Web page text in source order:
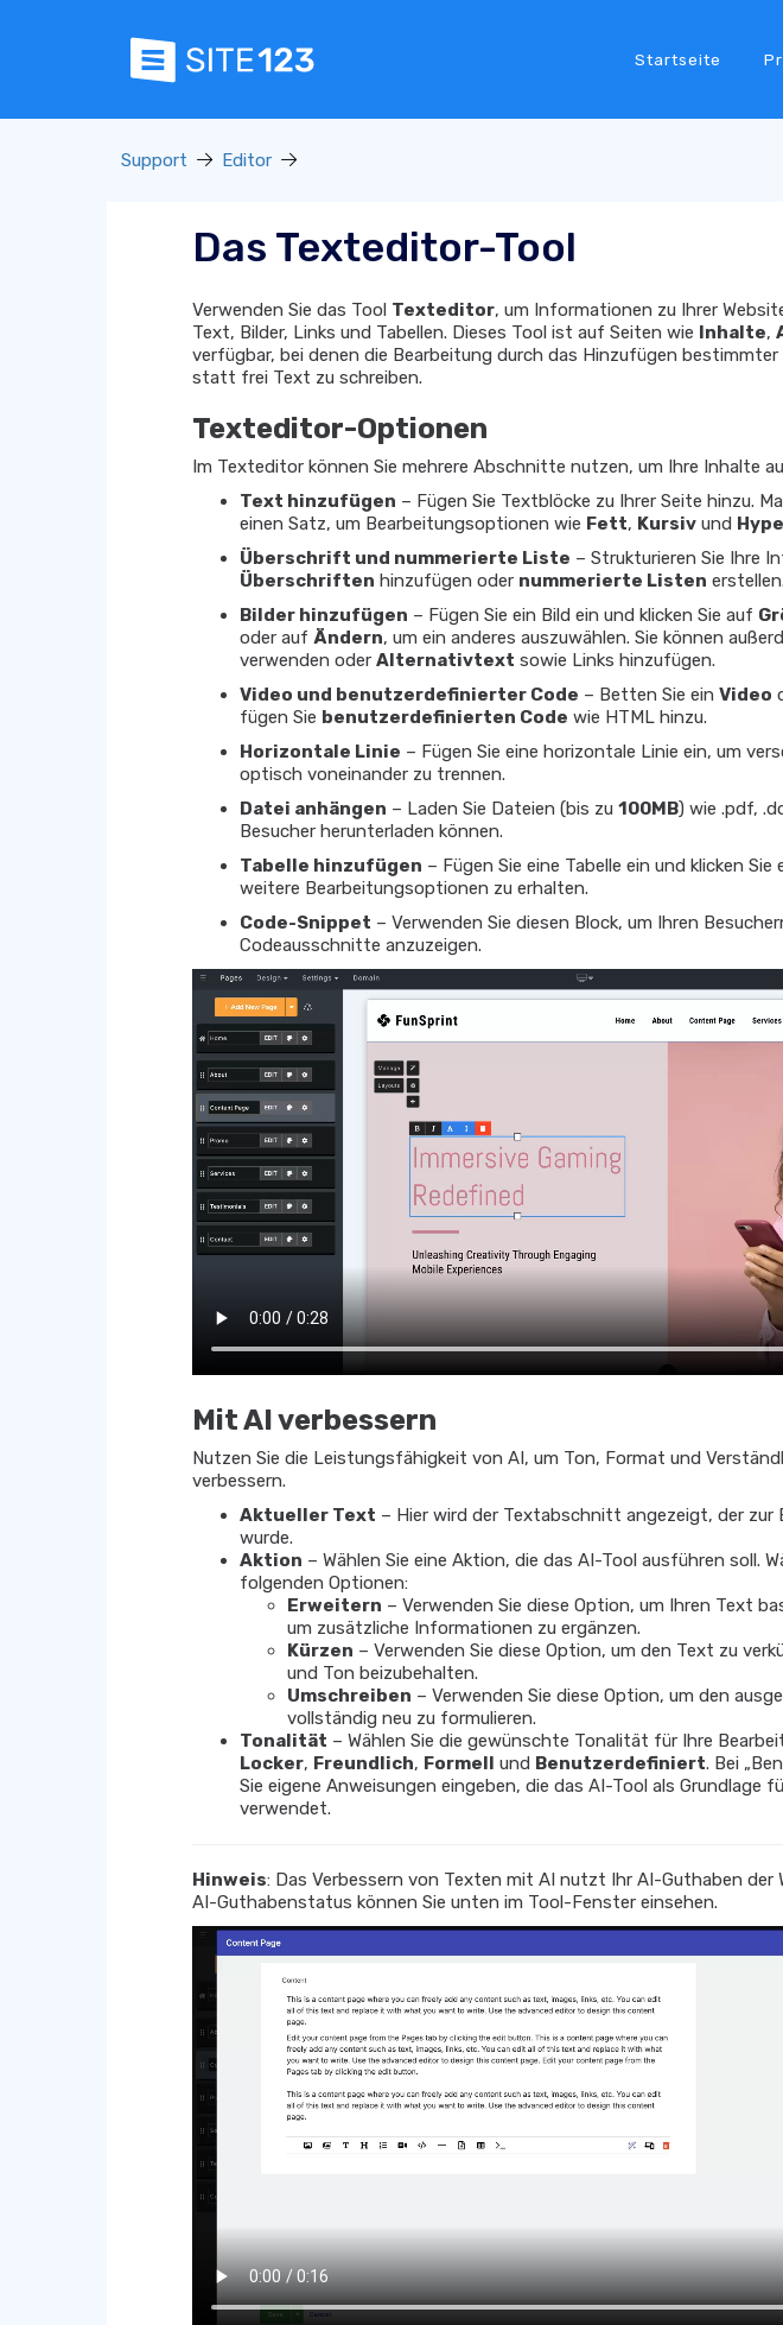
Startseite
Support Editor
Das Texteditor-Tool
Verwenden Sie das Tool Texteditor, um Informationen zu Ihrer
Text, Bilder, Links und Tabellen. Dieses Tool ist auf Seiten wie Inhalte,
verfügbar, bei denen die Bearbeitung durch das Hinzufügen
statt frei Text zu schreiben.
Texteditor-Optionen
Im Texteditor können Sie mehrere Abschnitte nutzen, um Ihre Inhalte
Text hinzufügen – Fügen Sie Textblöcke zu Ihrer Seite hinzu.
einen Satz, um Bearbeitungsoptionen wie Fett, Kursiv und
Überschrift und nummerierte Liste – Strukturieren Sie Ihre
Überschriften hinzufügen oder nummerierte Listen erstellen.
Bilder hinzufügen – Fügen Sie ein Bild ein und klicken Sie auf
oder auf Ändern, um ein anderes auszuwählen. Sie können
verwenden oder Alternativtext sowie Links hinzufügen.
Video und benutzerdefinierter Code – Betten Sie ein Video
fügen Sie benutzerdefinierten Code wie HTML hinzu.
Horizontale Linie – Fügen Sie eine horizontale Linie ein, um
optisch voneinander zu trennen.
Datei anhängen – Laden Sie Dateien (bis zu 100MB) wie .pdf,
Besucher herunterladen können.
Tabelle hinzufügen – Fügen Sie eine Tabelle ein und klicken Sie
weitere Bearbeitungsoptionen zu erhalten.
Code-Snippet – Verwenden Sie diesen Block, um Ihren
Codeausschnitte anzuzeigen.
Mit AI verbessern
Nutzen Sie die Leistungsfähigkeit von AI, um Ton, Format und
verbessern.
Aktueller Text – Hier wird der Textabschnitt angezeigt, der zur
wurde.
Aktion – Wählen Sie eine Aktion, die das AI-Tool ausführen soll.
folgenden Optionen:
Erweitern – Verwenden Sie diese Option, um Ihren Text
um zusätzliche Informationen zu ergänzen.
Kürzen – Verwenden Sie diese Option, um den Text zu
und Ton beizubehalten.
Umschreiben – Verwenden Sie diese Option, um den
vollständig neu zu formulieren.
Tonalität – Wählen Sie die gewünschte Tonalität für Ihre
Locker, Freundlich, Formell und Benutzerdefiniert. Bei
Sie eigene Anweisungen eingeben, die das AI-Tool als Grundlage
verwendet.
Hinweis: Das Verbessern von Texten mit AI nutzt Ihr AI-Guthaben der
AI-Guthabenstatus können Sie unten im Tool-Fenster einsehen.